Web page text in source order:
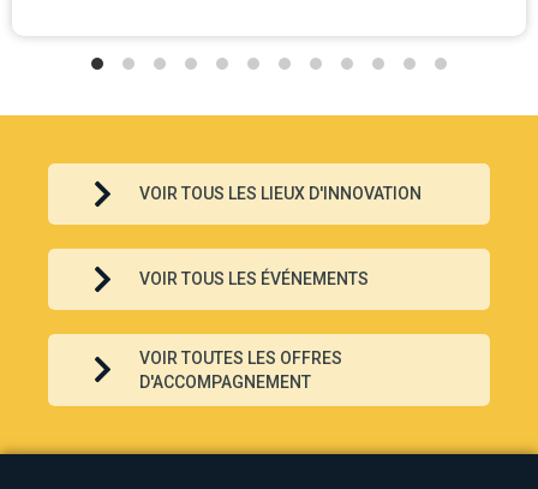
VOIR TOUS LES LIEUX D'INNOVATION
VOIR TOUS LES ÉVÉNEMENTS
VOIR TOUTES LES OFFRES
D'ACCOMPAGNEMENT